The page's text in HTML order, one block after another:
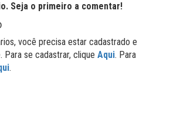
Seja o primeiro a comentar!
você precisa estar cadastrado e
Para se cadastrar, clique Aqui. Para
.